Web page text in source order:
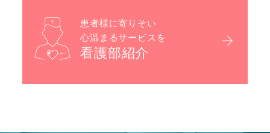
患者様に寄りそい
心温まるサービスを
看護部紹介